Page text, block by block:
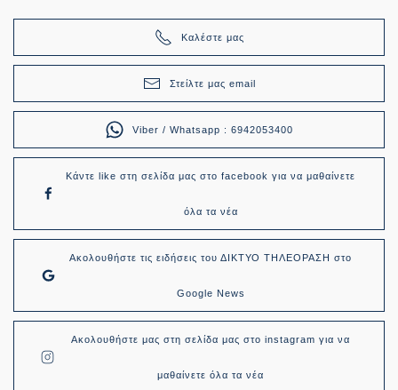
Καλέστε μας
Στείλτε μας email
Viber / Whatsapp : 6942053400
Κάντε like στη σελίδα μας στο facebook για να μαθαίνετε
όλα τα νέα
Ακολουθήστε τις ειδήσεις του ΔΙΚΤΥΟ ΤΗΛΕΟΡΑΣΗ στο
Google News
Ακολουθήστε μας στη σελίδα μας στο instagram για να
μαθαίνετε όλα τα νέα